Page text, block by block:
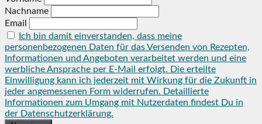
Nachname
Email
Ich bin damit einverstanden, dass meine
personenbezogenen Daten für das Versenden von Rezepten,
Informationen und Angeboten verarbeitet werden und eine
werbliche Ansprache per E-Mail erfolgt. Die erteilte
Einwilligung kann ich jederzeit mit Wirkung für die Zukunft in
jeder angemessenen Form widerrufen. Detaillierte
Informationen zum Umgang mit Nutzerdaten findest Du in
der Datenschutzerklärung.